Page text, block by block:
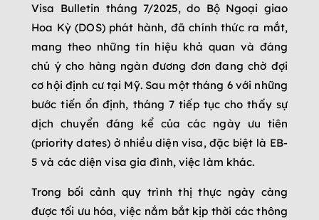
Visa Bulletin tháng 7/2025, do Bộ Ngoại giao
Hoa Kỳ (DOS) phát hành, đã chính thức ra mắt,
mang theo những tín hiệu khả quan và đáng
chú ý cho hàng ngàn đương đơn đang chờ đợi
cơ hội định cư tại Mỹ. Sau một tháng 6 với những
bước tiến ổn định, tháng 7 tiếp tục cho thấy sự
dịch chuyển đáng kể của các ngày ưu tiên
(priority dates) ở nhiều diện visa, đặc biệt là EB-
5 và các diện visa gia đình, việc làm khác.
Trong bối cảnh quy trình thị thực ngày càng
được tối ưu hóa, việc nắm bắt kịp thời các thông